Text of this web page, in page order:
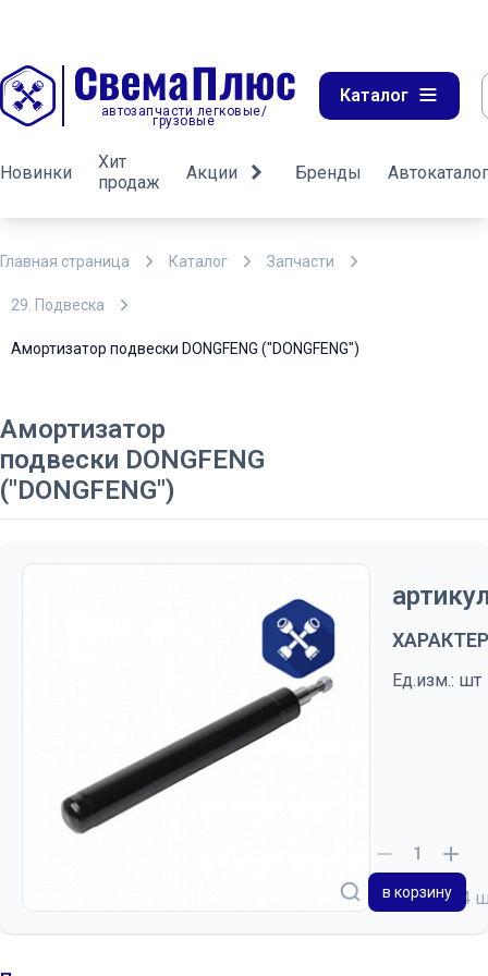
автозапчасти легковые/
грузовые
Каталог
Новинки
Хит
продаж
Акции Бренды Автокаталог
Главная страница Каталог Запчасти
29. Подвеска
Амортизатор подвески DONGFENG ("DONGFENG")
Амортизатор
подвески DONGFENG
("DONGFENG")
Ед.изм.: шт
на складе 4
в корзину